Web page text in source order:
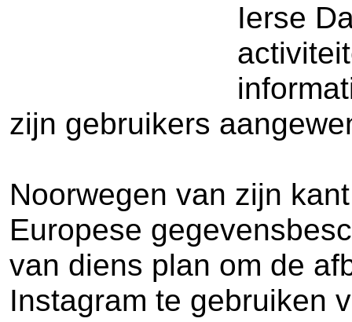
Ierse
zijn gebruikers
Noorwegen van zijn
Europese
van diens plan om de
Instagram te gebruiken